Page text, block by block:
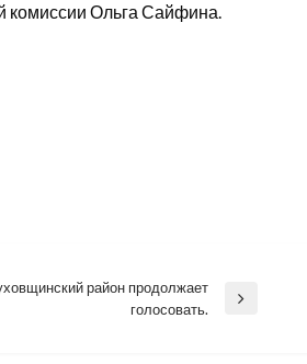
комиссии Ольга Сайфина.
район продолжает
голосовать.